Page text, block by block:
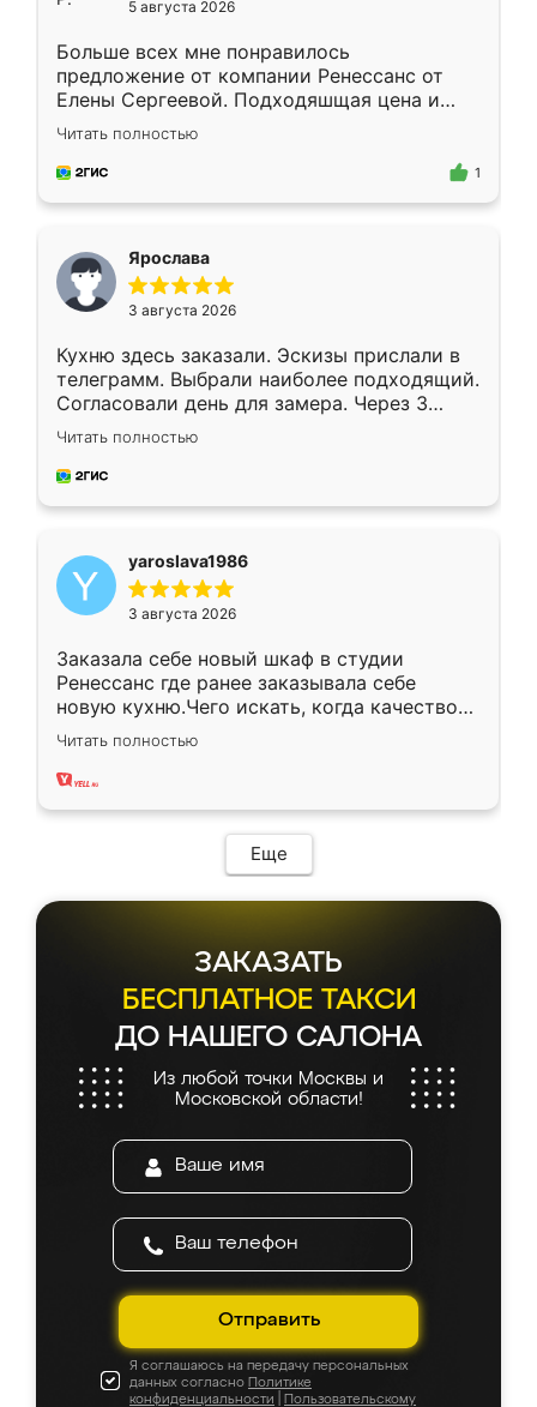
5 августа 2026
Больше всех мне понравилось
предложение от компании Ренессанс от
Елены Сергеевой. Подходяшщая цена и
короткие сроки изготовления. Приехавший
для замера сотрудник Владислав
предложил по моему эскизу самый
Читать полностью
1
Ярослава
3 августа 2026
Кухню здесь заказали. Эскизы прислали в
телеграмм. Выбрали наиболее подходящий.
Согласовали день для замера. Через 3
недели кухня была уже готова. Остались
довольны работой. Спасибо Ренессанс
мебель за качественную работу!
Читать полностью
yaroslava1986
3 августа 2026
Заказала себе новый шкаф в студии
Ренессанс где ранее заказывала себе
новую кухню.Чего искать, когда качеством
вполне довольна. Служит кухня уже почти
два года, нареканий нет.
Читать полностью
Еще
ЗАКАЗАТЬ
БЕСПЛАТНОЕ ТАКСИ
ДО НАШЕГО САЛОНА
Из любой точки Москвы и
Московской области!
Отправить
Я соглашаюсь на передачу персональных
данных согласно Политике
конфиденциальности
Пользовательскому